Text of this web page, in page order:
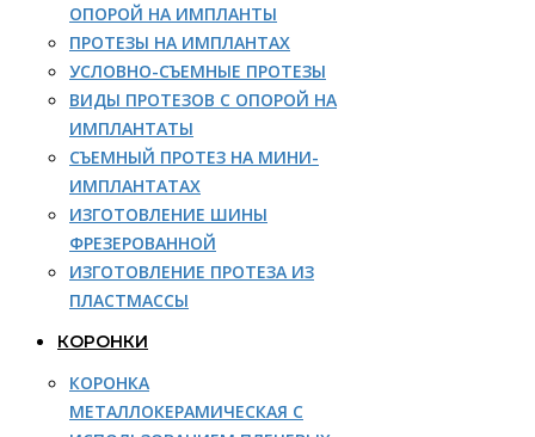
ОПОРОЙ НА ИМПЛАНТЫ
ПРОТЕЗЫ НА ИМПЛАНТАХ
УСЛОВНО-СЪЕМНЫЕ ПРОТЕЗЫ
ВИДЫ ПРОТЕЗОВ С ОПОРОЙ НА
ИМПЛАНТАТЫ
СЪЕМНЫЙ ПРОТЕЗ НА МИНИ-
ИМПЛАНТАТАХ
ИЗГОТОВЛЕНИЕ ШИНЫ
ФРЕЗЕРОВАННОЙ
ИЗГОТОВЛЕНИЕ ПРОТЕЗА ИЗ
ПЛАСТМАССЫ
КОРОНКИ
КОРОНКА
МЕТАЛЛОКЕРАМИЧЕСКАЯ С